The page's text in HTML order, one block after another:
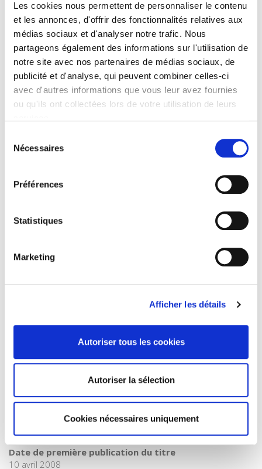
Les cookies nous permettent de personnaliser le contenu
et les annonces, d'offrir des fonctionnalités relatives aux
médias sociaux et d'analyser notre trafic. Nous
partageons également des informations sur l'utilisation de
notre site avec nos partenaires de médias sociaux, de
publicité et d'analyse, qui peuvent combiner celles-ci
avec d'autres informations que vous leur avez fournies
ou qu'ils ont collectées lors de votre utilisation de leurs
Nécessaires
Préférences
Statistiques
Marketing
Afficher les détails
Autoriser tous les cookies
Autoriser la sélection
Cookies nécessaires uniquement
Sommaire
Extrait
Spécifications
Éditeur
Auteur
CIHEAM
français
agriculture
Développement durable,
Méditerranée
Territoires ruraux,
Catégorie (éditeur)
Developpement /
durable
Catégorie (éditeur)
Internet Hierarchy>International
BISAC Subject Heading
06 Professionnel et académique
CLIL (Version 2013-2019 )
3283 SCIENCES POLITIQUES
Date de première publication du titre
10 avril 2008